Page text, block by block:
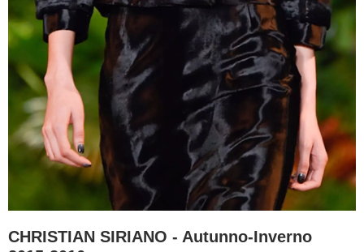
CHRISTIAN SIRIANO - Autunno-Inverno